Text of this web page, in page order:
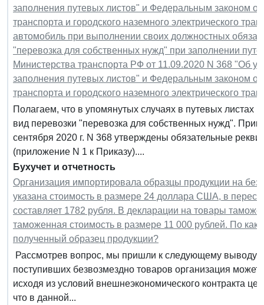
заполнения путевых листов" и Федеральным законом
транспорта и городского наземного электрического
автомобиль при выполнении своих должностных
"перевозка для собственных нужд" при заполнении
Министерства транспорта РФ от 11.09.2020 N 368 "Об
заполнения путевых листов" и Федеральным законом
транспорта и городского наземного электрического
Полагаем, что в упомянутых случаях в путевых листах
вид перевозки "перевозка для собственных нужд".
сентября 2020 г. N 368 утверждены обязательные
(приложение N 1 к Приказу)....
Бухучет и отчетность
Организация импортировала образцы продукции на
указана стоимость в размере 24 доллара США, в
составляет 1782 рубля. В декларации на товары
таможенная стоимость в размере 11 000 рублей. По
полученный образец продукции?
Рассмотрев вопрос, мы пришли к следующему выводу:
поступивших безвозмездно товаров организация
исходя из условий внешнеэкономического контракта
что в данной...